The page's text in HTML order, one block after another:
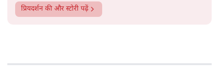
प्रियदर्शन की और स्टोरी पढ़ें